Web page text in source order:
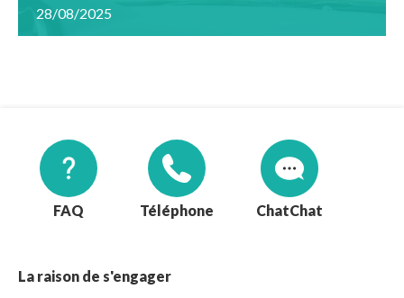
28/08/2025
FAQ Téléphone Chat
La raison de s'engager